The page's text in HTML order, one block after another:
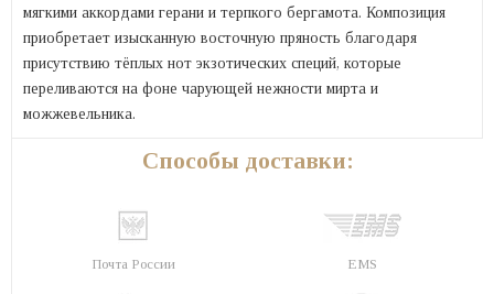
мягкими аккордами герани и терпкого бергамота. Композиция
приобретает изысканную восточную пряность благодаря
присутствию тёплых нот экзотических специй, которые
переливаются на фоне чарующей нежности мирта и
можжевельника.
Способы доставки:
Почта России EMS